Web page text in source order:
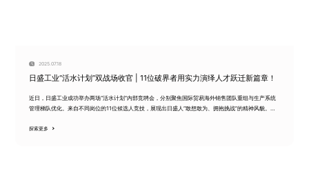
2025.07.18
日盛工业“活水计划”双战场收官 | 11位破界者用实力演绎人才跃迁新篇章！
近日，日盛工业成功举办两场“活水计划”内部竞聘会，分别聚焦国际贸易海外销售团队重组与生产系统
管理梯队优化。来自不同岗位的11位候选人竞技，展现出日盛人“敢想敢为、拥抱挑战”的精神风貌。
探索更多